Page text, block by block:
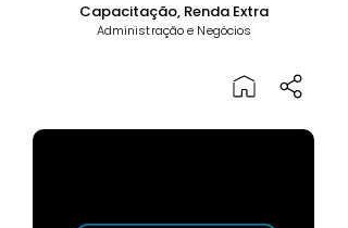
Capacitação, Renda Extra
Administração e Negócios